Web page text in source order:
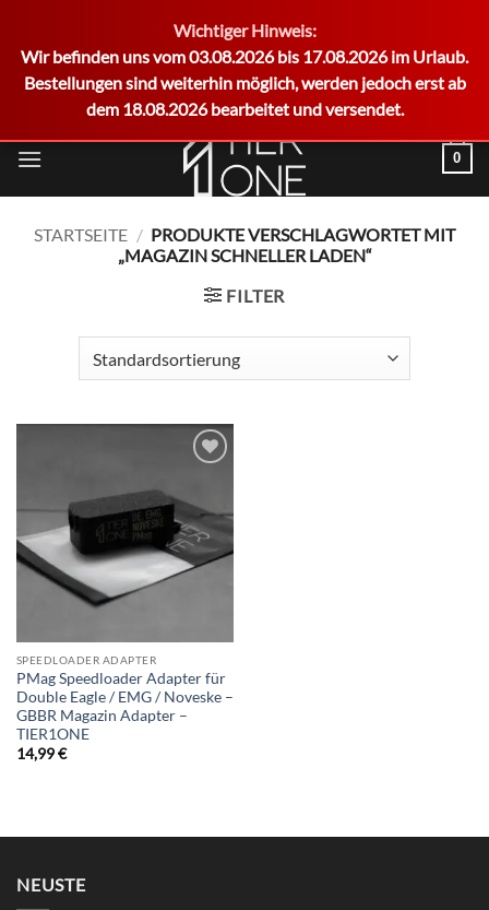
Wichtiger Hinweis:
Wir befinden uns vom 03.08.2026 bis 17.08.2026 im Urlaub.
Bestellungen sind weiterhin möglich, werden jedoch erst ab
dem 18.08.2026 bearbeitet und versendet.
Inhalt
0
STARTSEITE / PRODUKTE VERSCHLAGWORTET MIT
„MAGAZIN SCHNELLER LADEN“
FILTER
SPEEDLOADER ADAPTER
PMag Speedloader Adapter für
Double Eagle / EMG / Noveske –
GBBR Magazin Adapter –
TIER1ONE
14,99€
NEUSTE